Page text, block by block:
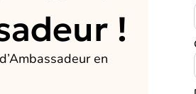
!
en